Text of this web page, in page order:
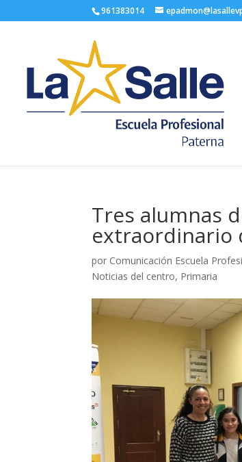
961383014
Tres alumnas
extraordinario
por Comunicación Escuela
Noticias del centro, Primaria